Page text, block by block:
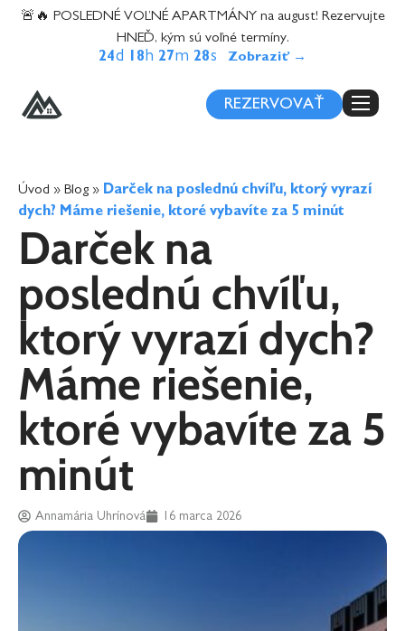
content
🚨🔥 POSLEDNÉ VOĽNÉ APARTMÁNY na august! Rezervujte
HNEĎ, kým sú voľné termíny.
24d 18 h 27m 27s
REZERVOVAŤ
Úvod » Blog » Darček na poslednú chvíľu, ktorý vyrazí
dych? Máme riešenie, ktoré vybavíte za 5 minút
Darček na
poslednú chvíľu,
ktorý vyrazí dych?
Máme riešenie,
ktoré vybavíte za 5
minút
Annamária Uhrínová 16 marca 2026